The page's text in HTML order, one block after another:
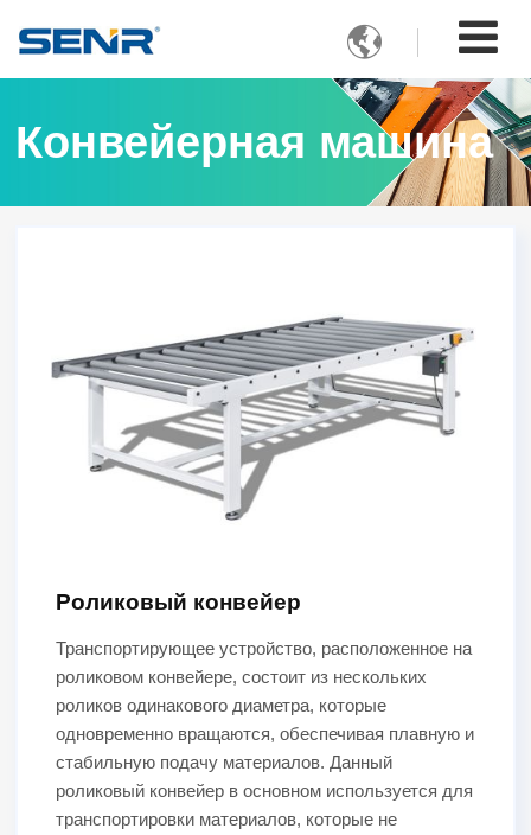

Конвейерная машина
Роликовый конвейер
Транспортирующее устройство, расположенное на
роликовом конвейере, состоит из нескольких
роликов одинакового диаметра, которые
одновременно вращаются, обеспечивая плавную и
стабильную подачу материалов. Данный
роликовый конвейер в основном используется для
транспортировки материалов, которые не